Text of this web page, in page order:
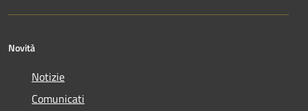
Novità
Notizie
Comunicati